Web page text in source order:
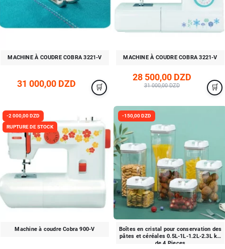
MACHINE À COUDRE COBRA 3221-V
31 000,00 DZD
MACHINE À COUDRE COBRA 3221-V
28 500,00 DZD
31 000,00 DZD
-2 000,00 DZD
RUPTURE DE STOCK
Machine à coudre Cobra 900-V
-150,00 DZD
Boîtes en cristal pour conservation des
pâtes et céréales 0.5L-1L-1.2L-2.3L kit
de 4 Pieces